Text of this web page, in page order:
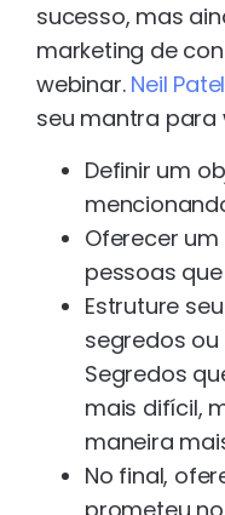
sucesso, mas
marketing de
webinar. Neil Patel
seu mantra para
Definir um
Oferecer
pessoas
Estruture
segredos ou
Segredos
mais difícil,
maneira
No final,